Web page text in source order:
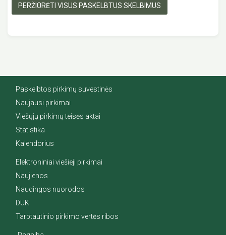
PERŽIŪRĖTI VISUS PASKELBTUS SKELBIMUS
Paskelbtos pirkimų suvestinės
Naujausi pirkimai
Viešųjų pirkimų teisės aktai
Statistika
Kalendorius
Elektroniniai viešieji pirkimai
Naujienos
Naudingos nuorodos
DUK
Tarptautinio pirkimo vertės ribos